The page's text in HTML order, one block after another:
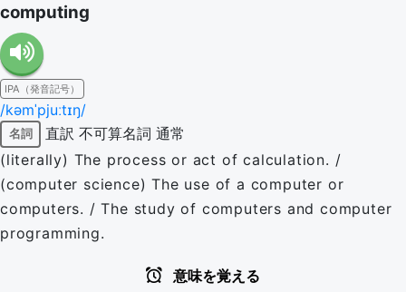
computing
IPA（発音記号）
/kəmˈpjuːtɪŋ/
名詞 直訳 不可算名詞 通常
(literally) The process or act of calculation. /
(computer science) The use of a computer or
computers. / The study of computers and computer
programming.
意味を覚える